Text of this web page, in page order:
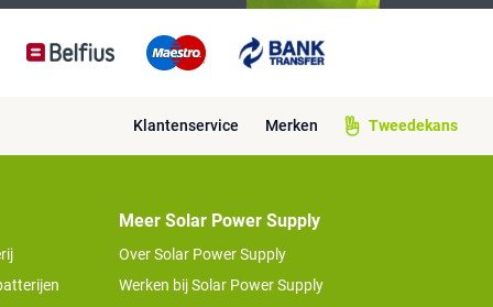
Klantenservice Merken Tweedekans
Meer Solar Power Supply
Over Solar Power Supply
Werken bij Solar Power Supply